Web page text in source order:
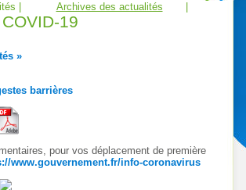
| Archives des actualités
19
»
barrières
pour vos déplacement de première
www.gouvernement.fr/info-coronavirus